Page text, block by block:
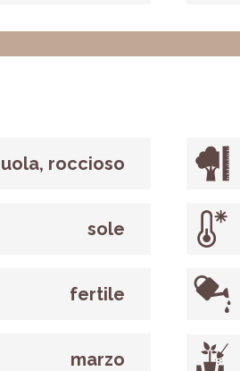
roccioso
sole
fertile
marzo